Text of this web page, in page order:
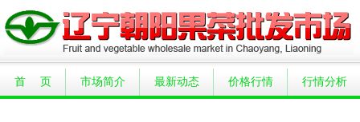
首 页 市场简介 最新动态 价格行情 行情分析